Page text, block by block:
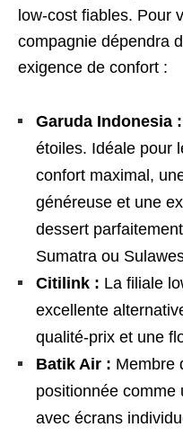
low-cost fiables. Pour
compagnie dépendra
exigence de confort :
Garuda Indonesia :
étoiles. Idéale pour
confort maximal,
généreuse et une
dessert
Sumatra ou
Citilink : La filiale
excellente
qualité-prix et une
Batik Air : Membre
positionnée comme
avec écrans